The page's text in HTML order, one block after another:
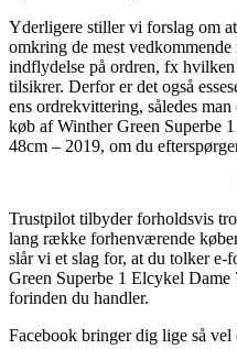
Yderligere stiller vi forslag om
omkring de mest
indflydelse på ordren, fx
tilsikrer. Derfor er det også
ens ordrekvittering, således
køb af Winther Green Superbe
48cm – 2019, om du
Trustpilot tilbyder forholdsvis
lang række forhenværende
slår vi et slag for, at du tolker e-
Green Superbe 1 Elcykel
forinden du handler.
Facebook bringer dig lige så